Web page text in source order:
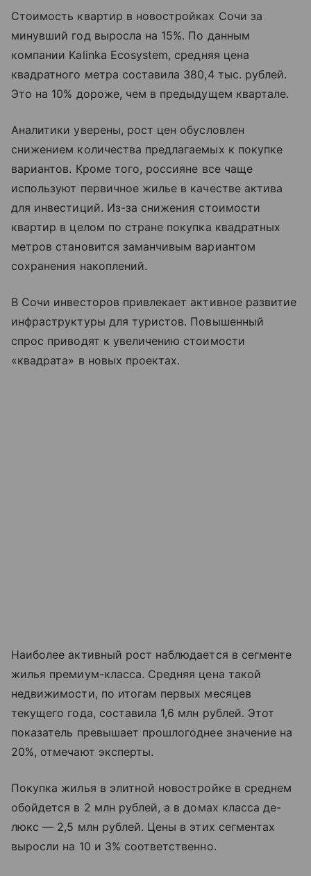
Стоимость квартир в новостройках Сочи за
минувший год выросла на 15%. По данным
компании Kalinka Ecosystem, средняя цена
квадратного метра составила 380,4 тыс. рублей.
Это на 10% дороже, чем в предыдущем квартале.
Аналитики уверены, рост цен обусловлен
снижением количества предлагаемых к покупке
вариантов. Кроме того, россияне все чаще
используют первичное жилье в качестве актива
для инвестиций. Из-за снижения стоимости
квартир в целом по стране покупка квадратных
метров становится заманчивым вариантом
сохранения накоплений.
В Сочи инвесторов привлекает активное развитие
инфраструктуры для туристов. Повышенный
спрос приводят к увеличению стоимости
«‎квадрата»‎ в новых проектах.
Наиболее активный рост наблюдается в сегменте
жилья премиум-класса. Средняя цена такой
недвижимости, по итогам первых месяцев
текущего года, составила 1,6 млн рублей. Этот
показатель превышает прошлогоднее значение на
20%, отмечают эксперты.
Покупка жилья в элитной новостройке в среднем
обойдется в 2 млн рублей, а в домах класса де-
люкс — 2,5 млн рублей. Цены в этих сегментах
выросли на 10 и 3% соответственно.